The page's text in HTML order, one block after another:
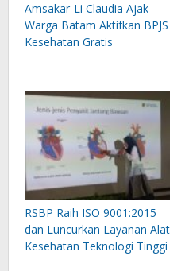
Amsakar-Li Claudia Ajak
Warga Batam Aktifkan BPJS
Kesehatan Gratis
RSBP Raih ISO 9001:2015
dan Luncurkan Layanan Alat
Kesehatan Teknologi Tinggi